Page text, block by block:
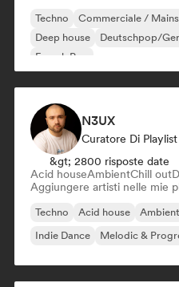
Techno Commerciale /
Deep house
Deutschpop/
French Pop
N3UX
Curatore Di Playlist
&gt; 2800 risposte date
Acid houseAmbientChill out
Aggiungere artisti nelle mie
Techno Acid house Ambient
Indie Dance
Melodic &